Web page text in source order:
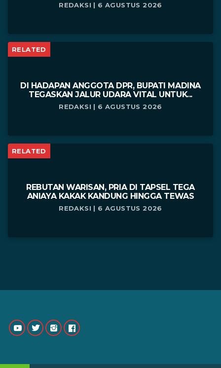
REDAKSI | 6 AGUSTUS 2026
RELATED
DI HADAPAN ANGGOTA DPR, BUPATI MADINA
TEGASKAN JALUR UDARA VITAL UNTUK...
REDAKSI | 6 AGUSTUS 2026
RELATED
REBUTAN WARISAN, PRIA DI TAPSEL TEGA
ANIAYA KAKAK KANDUNG HINGGA TEWAS
REDAKSI | 6 AGUSTUS 2026